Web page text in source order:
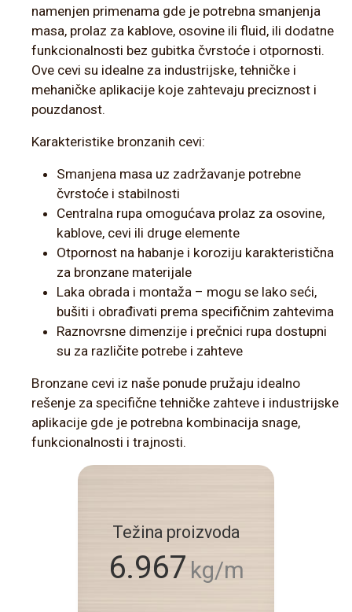
namenjen primenama gde je potrebna smanjenja
masa, prolaz za kablove, osovine ili fluid, ili dodatne
funkcionalnosti bez gubitka čvrstoće i otpornosti.
Ove cevi su idealne za industrijske, tehničke i
mehaničke aplikacije koje zahtevaju preciznost i
pouzdanost.
Karakteristike bronzanih cevi:
Smanjena masa uz zadržavanje potrebne
čvrstoće i stabilnosti
Centralna rupa omogućava prolaz za osovine,
kablove, cevi ili druge elemente
Otpornost na habanje i koroziju karakteristična
za bronzane materijale
Laka obrada i montaža – mogu se lako seći,
bušiti i obrađivati prema specifičnim zahtevima
Raznovrsne dimenzije i prečnici rupa dostupni
su za različite potrebe i zahteve
Bronzane cevi iz naše ponude pružaju idealno
rešenje za specifične tehničke zahteve i industrijske
aplikacije gde je potrebna kombinacija snage,
funkcionalnosti i trajnosti.
Težina proizvoda
6.967 kg/m